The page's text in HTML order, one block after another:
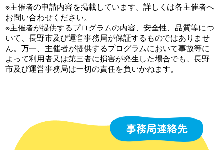
※主催者の申請内容を掲載しています。詳しくは各主催者へ
お問い合わせください。
※主催者が提供するプログラムの内容、安全性、品質等につ
いて、長野市及び運営事務局が保証するものではありませ
ん。万一、主催者が提供するプログラムにおいて事故等に
よって利用者又は第三者に損害が発生した場合でも、長野
市及び運営事務局は一切の責任を負いかねます。
事務局連絡先